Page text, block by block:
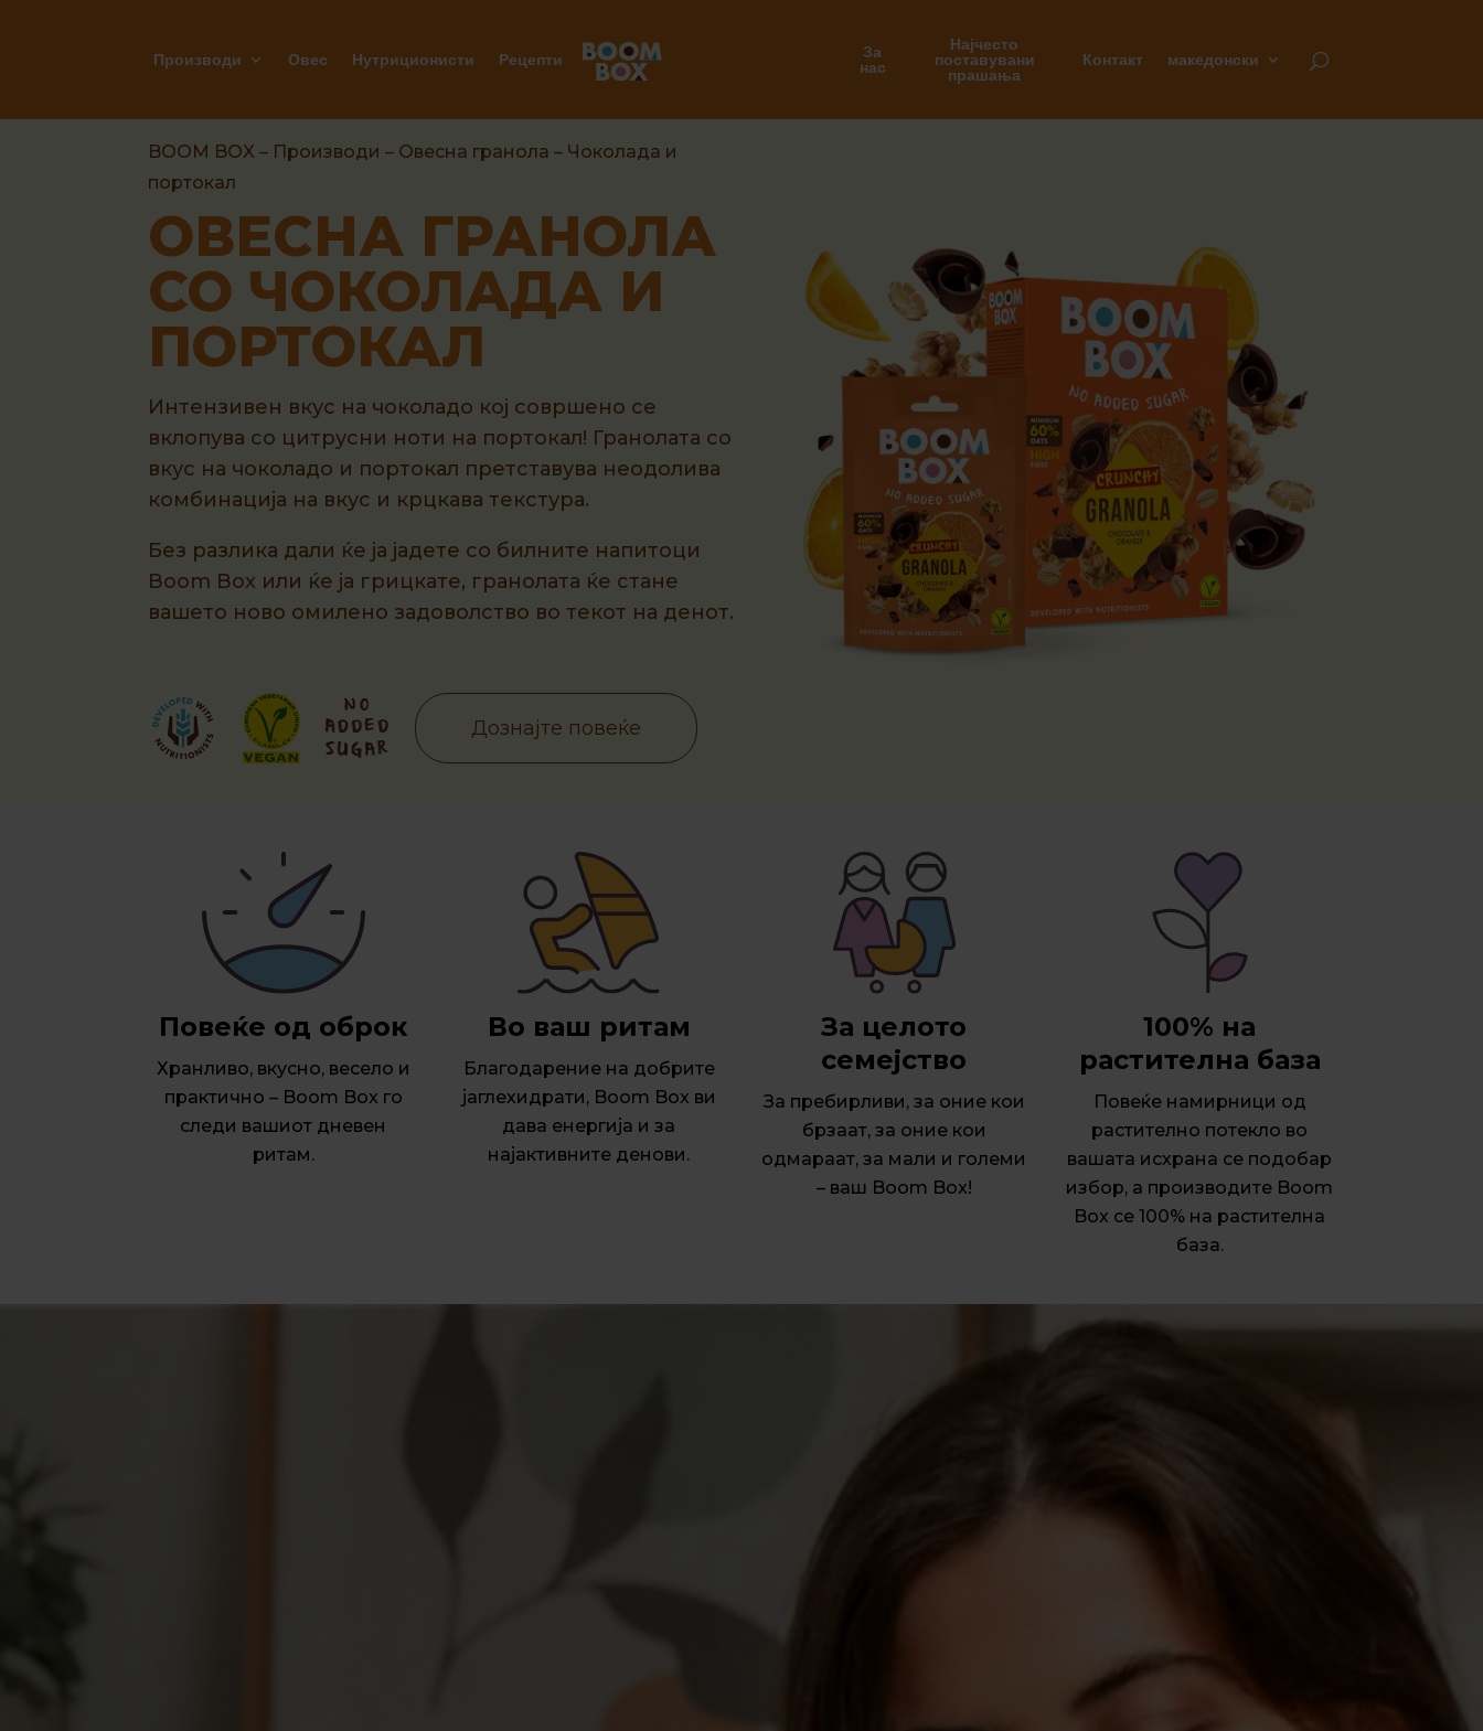
Производи Овес Нутриционисти Рецепти За
нас
Најчесто
поставувани
прашања
Контакт македонски
BOOM BOX – Производи – Овесна гранола – Чоколада и
портокал
OВЕСНА ГРАНОЛА
СО ЧОКОЛАДА И
ПОРТОКАЛ
Интензивен вкус на чоколадо кој совршено се
вклопува со цитрусни ноти на портокал! Гранолата со
вкус на чоколадо и портокал претставува неодолива
комбинација на вкус и крцкава текстура.
Без разлика дали ќе ја јадете со билните напитоци
Boom Box или ќе ја грицкате, гранолата ќе стане
вашето ново омилено задоволство во текот на денот.
Дознајте повеќе
Повеќе од оброк
Хранливо, вкусно, весело и
практично – Boom Box го
следи вашиот дневен
ритам.
Во ваш ритам
Благодарение на добрите
јаглехидрати, Boom Box ви
дава енергија и за
најактивните денови.
За целото
семејство
За пребирливи, за оние кои
брзаат, за оние кои
одмараат, за мали и големи
– ваш Boom Box!
100% на
растителна база
Повеќе намирници од
растително потекло во
вашата исхрана се подобар
избор, а производите Boom
Box се 100% на растителна
база.